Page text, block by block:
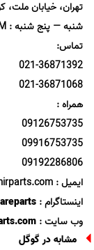
تهران، خیابان ملت،
شنبه — پنج شنبه : 9AM — 8PM
تماس:
021-36871392
021-36871068
همراه :
09126753735
09916753735
09192286806
ایمیل : info@amirparts.com
اینستاگرام :
وب سایت :
مشابه در گوگل